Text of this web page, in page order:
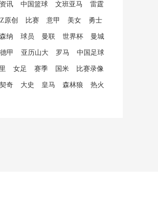
讯 中国篮球 文班亚马 雷霆
Z原创 比赛 意甲 美女 勇士
纳 球员 曼联 世界杯 曼城
德甲 亚历山大 罗马 中国足球
女足 赛季 国米 比赛录像
奇 大史 皇马 森林狼 热火